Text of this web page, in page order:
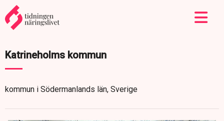
Katrineholms kommun
kommun i Södermanlands län, Sverige